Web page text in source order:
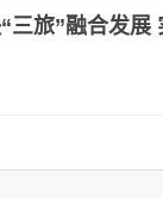
三旅”融合发展